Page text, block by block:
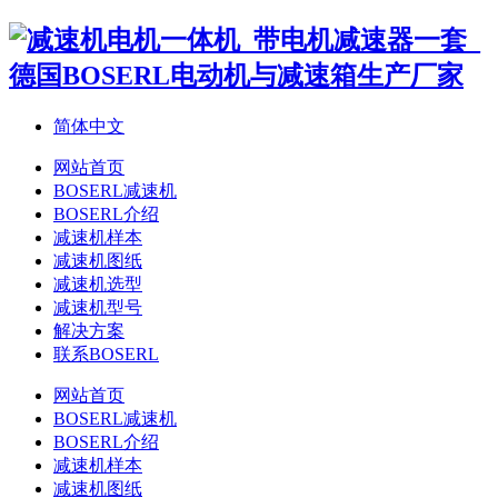
简体中文
网站首页
BOSERL减速机
BOSERL介绍
减速机样本
减速机图纸
减速机选型
减速机型号
解决方案
联系BOSERL
网站首页
BOSERL减速机
BOSERL介绍
减速机样本
减速机图纸